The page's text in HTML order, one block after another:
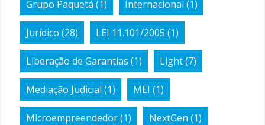
Grupo Paquetá (1) Internacional (1)
Jurídico (28) LEI 11.101/2005 (1)
Liberação de Garantias (1) Light(7)
Mediação Judicial (1) MEI (1)
Microempreendedor(1) NextGen (1)